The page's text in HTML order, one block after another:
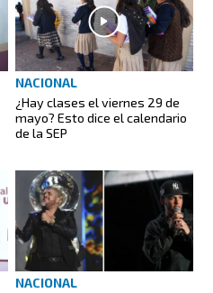
NACIONAL
¿Hay clases el viernes 29 de
mayo? Esto dice el calendario
de la SEP
NACIONAL